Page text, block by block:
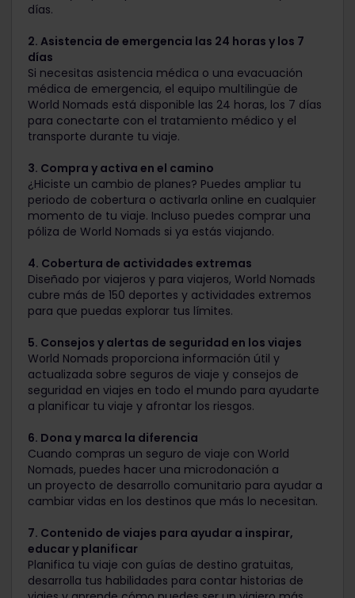
días.
2. Asistencia de emergencia las 24 horas y los 7
días
Si necesitas asistencia médica o una evacuación
médica de emergencia, el equipo multilingüe de
World Nomads está disponible las 24 horas, los 7 días
para conectarte con el tratamiento médico y el
transporte durante tu viaje.
3. Compra y activa en el camino
¿Hiciste un cambio de planes? Puedes ampliar tu
periodo de cobertura o activarla online en cualquier
momento de tu viaje. Incluso puedes comprar una
póliza de World Nomads si ya estás viajando.
4. Cobertura de actividades extremas
Diseñado por viajeros y para viajeros, World Nomads
cubre más de 150 deportes y actividades extremos
para que puedas explorar tus límites.
5. Consejos y alertas de seguridad en los viajes
World Nomads proporciona información útil y
actualizada sobre seguros de viaje y consejos de
seguridad en viajes en todo el mundo para ayudarte
a planificar tu viaje y afrontar los riesgos.
6. Dona y marca la diferencia
Cuando compras un seguro de viaje con World
Nomads, puedes hacer una microdonación a
un proyecto de desarrollo comunitario para ayudar a
cambiar vidas en los destinos que más lo necesitan.
7. Contenido de viajes para ayudar a inspirar,
educar y planificar
Planifica tu viaje con guías de destino gratuitas,
desarrolla tus habilidades para contar historias de